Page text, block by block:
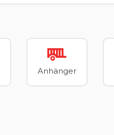
Anhänger